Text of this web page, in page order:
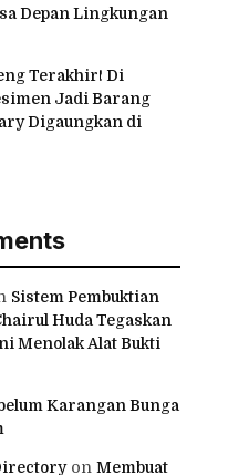
Depan Lingkungan
Terakhir! Di
Jadi Barang
Digaungkan di
Sistem Pembuktian
Huda Tegaskan
Menolak Alat Bukti
Karangan Bunga
on Membuat